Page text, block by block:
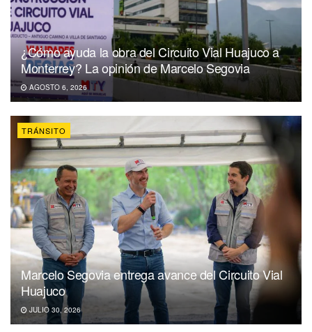
¿Cómo ayuda la obra del Circuito Vial Huajuco a
Monterrey? La opinión de Marcelo Segovia
AGOSTO 6, 2026
TRÁNSITO
Marcelo Segovia entrega avance del Circuito Vial
Huajuco
JULIO 30, 2026